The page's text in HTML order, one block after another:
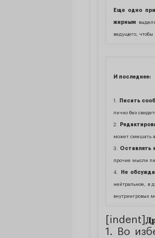
Еще одно
жирным
ведущего, чтобы
И последнее:
1. Писать
лично без
2.
может смешать
3. Оставлять
прочие мысли
4. Не
нейтральное, в
внутриигровых
[indent]
1. Во